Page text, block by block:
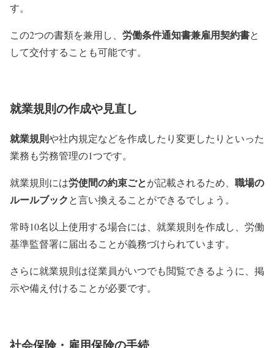
す。
この2つの書類を兼用し、 労働条件通知書兼雇用契約書と
して交付することも可能です。
就業規則の作成や見直し
就業規則や社内規定などを作成したり変更したりといった
業務も労務管理の1つです。
就業規則には労使間の約束ごとが記載されるため、 職場の
ルールブックと言い換えることができるでしょう。
常時10名以上使用する場合には、就業規則を作成し、労働
基準監督署に届出ることが義務づけられています。
さらに就業規則は従業員がいつでも閲覧できるように、掲
示や備え付けることが必要です。
社会保険・雇用保険の手続